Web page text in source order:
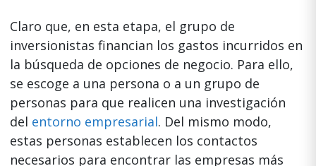
Claro que, en esta etapa, el grupo de
inversionistas financian los gastos incurridos en
la búsqueda de opciones de negocio. Para ello,
se escoge a una persona o a un grupo de
personas para que realicen una investigación
del entorno empresarial. Del mismo modo,
estas personas establecen los contactos
necesarios para encontrar las empresas más